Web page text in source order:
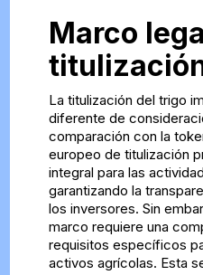
Marco
La titulización del trigo
diferente de
comparación con la
europeo de titulización
integral para las
garantizando la
los inversores. Sin
marco requiere una
requisitos específicos
activos agrícolas. Esta